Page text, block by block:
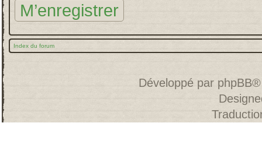
M’enregistrer
Index du forum
Développé par phpBB®